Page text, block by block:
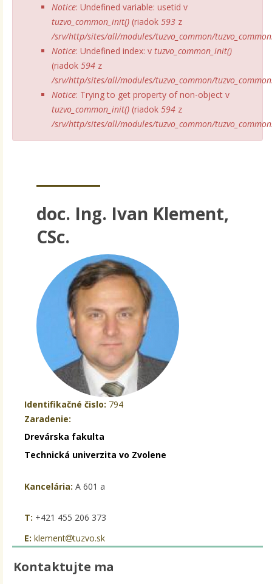
Notice: Undefined variable: usetid v
tuzvo_common_init() (riadok 593 z
/srv/http/sites/all/modules/tuzvo_common/
Notice: Undefined index: v tuzvo_common_init()
(riadok 594 z
/srv/http/sites/all/modules/tuzvo_common/
Notice: Trying to get property of non-object v
tuzvo_common_init() (riadok 594 z
/srv/http/sites/all/modules/tuzvo_common/
doc. Ing. Ivan Klement,
CSc.
Identifikačné čislo: 794
Zaradenie:
Drevárska fakulta
Technická univerzita vo Zvolene
Kancelária: A 601 a
T: +421 455 206 373
E: klement tuzvo.sk
Kontaktujte ma